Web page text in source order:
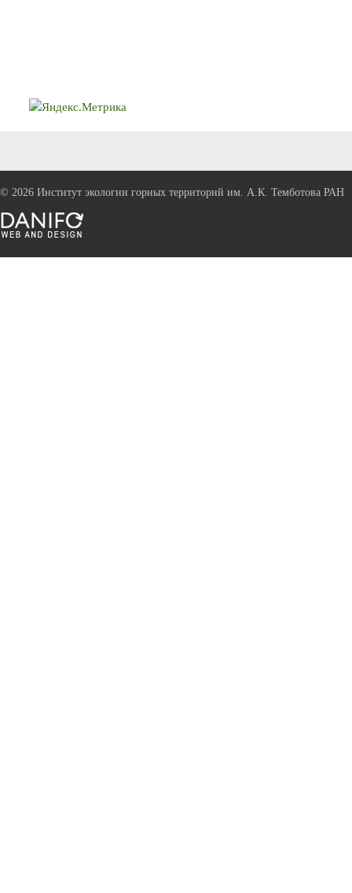
© 2026 Институт экологии горных территорий им. А.К. Темботова РАН